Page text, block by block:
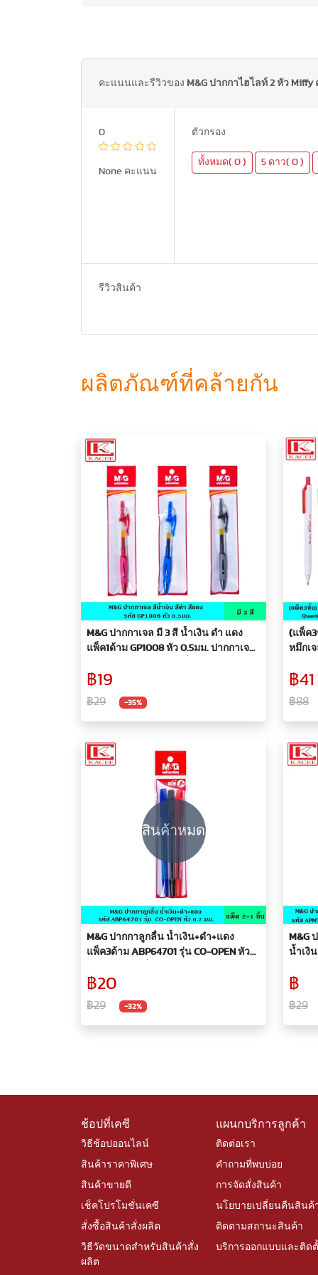
คะแนนและรีวิวของ M&G ปากกาไฮไลท์ 2 หัว
0
None คะแนน
ตัวกรอง
ทั้งหมด( 0 ) 5 ดาว( 0 )
รีวิวสินค้า
ผลิตภัณฑ์ที่คล้ายกัน
M&G ปากกาเจล มี 3 สี น้ำเงิน ดำ แดง
แพ็ค1ด้าม GP1008 หัว 0.5มม. ปากกาเจล
เจล เอ็มแอนด์จี
฿19
฿29 -35%
(แพ็ค
หมึกเ
น้ำหมึ
฿
฿88
สินค้าหมด
M&G ปากกาลูกลื่น น้ำเงิน+ดำ+แดง
แพ็ค3ด้าม ABP64701 รุ่น CO-OPEN หัว
ลูกลื่น เอ็มแอนด์จี
฿20
฿29 -32%
M&G
น้ำเงิน
พิษ แ
฿
฿29
ช้อปที่เคซี
วิธีช้อปออนไลน์
สินค้าราคาพิเศษ
สินค้าขายดี
เช็คโปรโมชั่นเคซี
สั่งซื้อสินค้าสั่งผลิต
วิธีวัดขนาดสำหรับสินค้าสั่ง
ผลิต
แผนกบริการลูกค้า
ติดต่อเรา
คำถามที่พบบ่อย
การจัดสั่งสินค้า
นโยบายเปลี่ยนคืนสินค้
ติดตามสถานะสินค้า
บริการออกแบบและติด